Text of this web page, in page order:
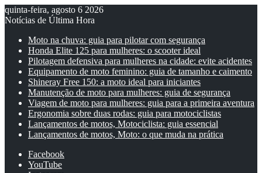
quinta-feira, agosto 6 2026
Notícias de Última Hora
Moto na chuva: guia para pilotar com segurança
Honda Elite 125 para mulheres: o scooter ideal
Pilotagem defensiva para mulheres na cidade: evite acidentes
Equipamento de moto feminino: guia de tamanho e caimento
Shineray Free 150: a moto ideal para iniciantes
Manutenção de moto para mulheres: guia de segurança
Viagem de moto para mulheres: guia para a primeira aventura
Ergonomia sobre duas rodas: guia para motociclistas
Lançamentos de motos, Motociclista: guia essencial
Lançamentos de motos, Moto: o que muda na prática
Facebook
YouTube